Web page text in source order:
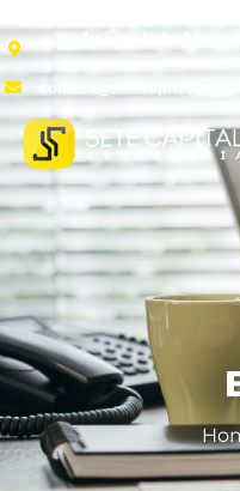
Av. Orosimbo Maia ,